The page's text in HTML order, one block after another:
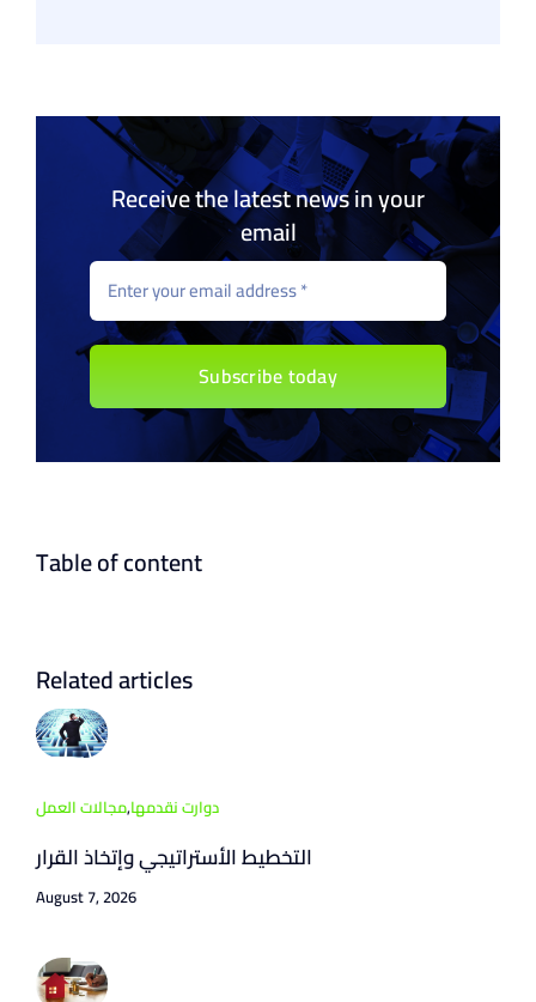
Receive the latest news in your
email
Subscribe today
Table of content
Related articles
دوارت نقدمها,مجالات العمل
التخطيط الأستراتيجي وإتخاذ القرار
August 7, 2026